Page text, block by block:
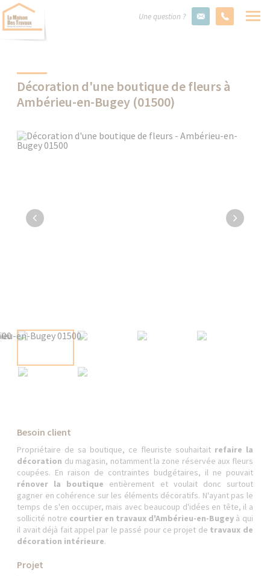
Une question ?
Décoration d'une boutique de fleurs à
Ambérieu-en-Bugey (01500)
Besoin client
Propriétaire de sa boutique, ce fleuriste souhaitait refaire la
décoration du magasin, notamment la zone réservée aux fleurs
coupées. En raison de contraintes budgétaires, il ne pouvait
rénover la boutique entièrement et voulait donc surtout
gagner en cohérence sur les éléments décoratifs. N'ayant pas le
temps de s'en occuper, mais avec beaucoup d'idées en tête, il a
sollicité notre courtier en travaux d'Ambérieu-en-Bugey à qui
il avait déjà fait appel par le passé pour ce projet de travaux de
décoration intérieure.
Projet